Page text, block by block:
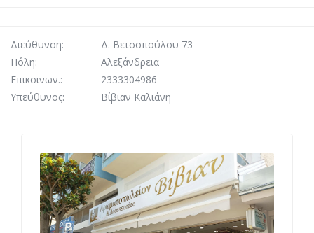
Διεύθυνση:
Δ. Βετσοπούλου 73
Πόλη:
Αλεξάνδρεια
Επικοινων.:
2333304986
Υπεύθυνος:
Βίβιαν Καλιάνη